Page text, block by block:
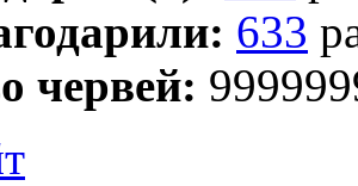
633
червей: